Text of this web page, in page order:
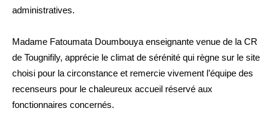
administratives.
Madame Fatoumata Doumbouya enseignante venue de la CR
de Tougnifily, apprécie le climat de sérénité qui règne sur le site
choisi pour la circonstance et remercie vivement l’équipe des
recenseurs pour le chaleureux accueil réservé aux
fonctionnaires concernés.